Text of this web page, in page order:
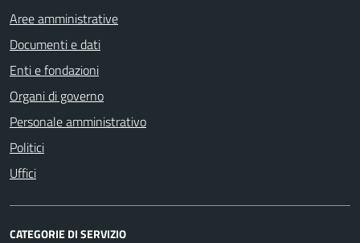
Aree amministrative
Documenti e dati
Enti e fondazioni
Organi di governo
Personale amministrativo
Politici
Uffici
CATEGORIE DI SERVIZIO